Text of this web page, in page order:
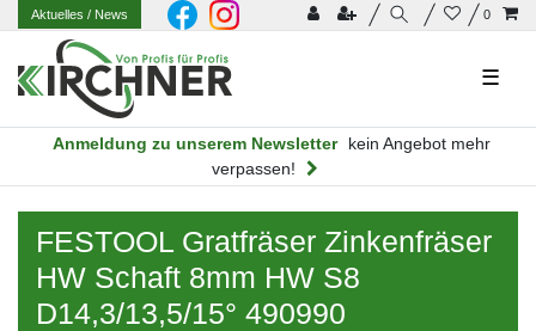
0
Aktuelles/ News
☰
Anmeldung zu unserem Newsletter
kein Angebot mehr
verpassen!
FESTOOL Gratfräser Zinkenfräser
HW Schaft 8mm HW S8
D14,3/13,5/15° 490990